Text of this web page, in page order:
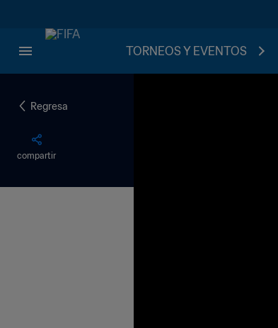
TORNEOS Y EVENTOS
Regresa
compartir